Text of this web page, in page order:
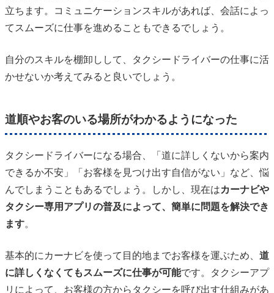
立ちます。コミュニケーションスキルがあれば、会話によっ
てスムーズに仕事を進めることもできるでしょう。
自分のスキルを棚卸しして、タクシードライバーの仕事に活
かせないか考えてみると良いでしょう。
道順やお客のいる場所がわかるようになった
タクシードライバーになる場合、「道に詳しくないから案内
できるか不安」「お客様を見つけ出す自信がない」など、悩
んでしまうこともあるでしょう。しかし、現在はカーナビや
タクシー専用アプリの普及によって、簡単に問題を解決でき
ます。
基本的にカーナビを使って目的地までお客様を運ぶため、 道
に詳しくなくてもスムーズに仕事が可能です。タクシーアプ
リによって、お客様の方からタクシーを呼び出す仕組みがあ